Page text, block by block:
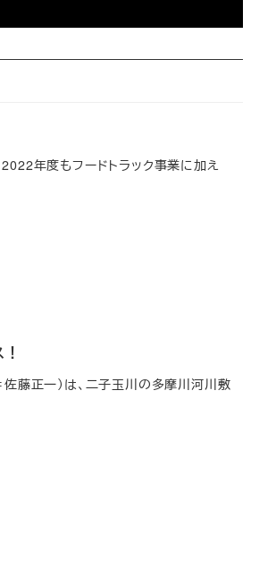
年度もフードトラック事業に加え
藤正一）は、二子玉川の多摩川河川敷